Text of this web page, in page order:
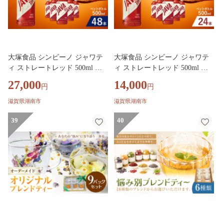
大塚食品 シンビーノ ジャワテ
ィ ストレートレッド 500ml ペ
ブルドリンク ドリンク 香料不
使用 着色料不使用 ストレート
茶葉 発酵 無糖
27,000 円
滋賀県湖南市
大塚食品 シンビーノ ジャワテ
ィ ストレートレッド 500ml ペ
ブルドリンク ドリンク 香料不
使用 着色料不使用 ストレート
茶葉 発酵 無糖 無添加
14,000 円
滋賀県湖南市
39 40